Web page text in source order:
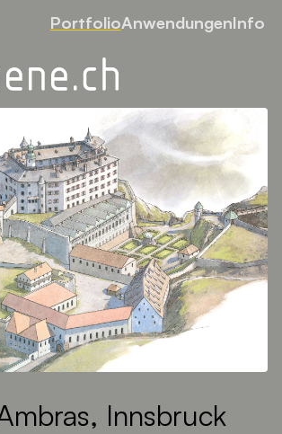
PortfolioAnwendungenInfo
Innsbruck